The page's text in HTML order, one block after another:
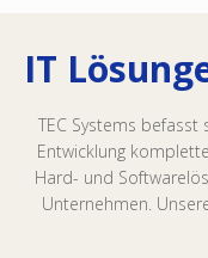
IT
TEC Systems
Entwicklung
Hard- und
Unternehmen.